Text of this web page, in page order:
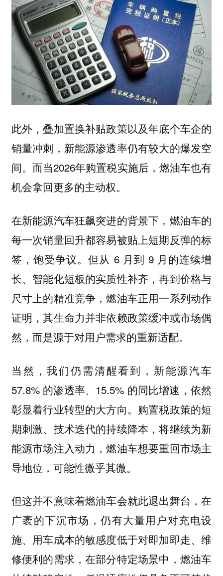
此外，叠加置换补贴政策以及年底个车企的
销量冲刺，新能源渗透率仍有较大的爆发空
间。而当2026年购置税实施后，燃油车也有
机会拿回更多的主动权。
在新能源汽车狂飙突进的背景下，燃油车的
每一次销量回升都容易被贴上短期反弹的标
签，饱受争议。但从 6 月到 9 月的连续增
长、智能化短板的实质性补齐，再到价格与
尺寸上的精准竞争，燃油车正用一系列动作
证明，其生命力并非依赖政策缓冲或市场偶
然，而是源于对用户需求的重新适配。
当然，我们仍需清醒看到，新能源汽车
57.8% 的渗透率、15.5% 的同比增速，依然
彰显着行业转型的大方向。购置税政策的短
期刺激、技术迭代的持续降本，将继续为新
能源市场注入动力，燃油车想要重回市场主
导地位，可能性微乎其微。
但这并不意味着燃油车会就此退出舞台，在
广袤的下沉市场，仍有大量用户对充电设
施、用车成本的敏感度低于对即加即走、维
修便利的需求，在部分特定场景中，燃油车